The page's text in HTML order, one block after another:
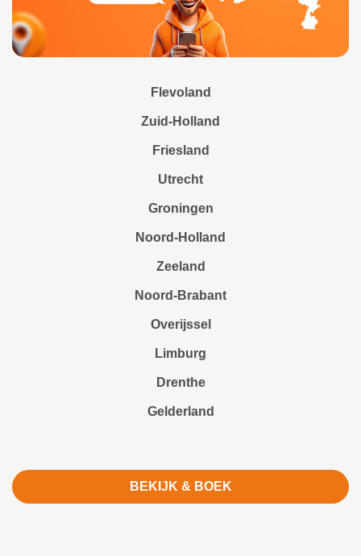
Flevoland
Zuid-Holland
Friesland
Utrecht
Groningen
Noord-Holland
Zeeland
Noord-Brabant
Overijssel
Limburg
Drenthe
Gelderland
BEKIJK & BOEK